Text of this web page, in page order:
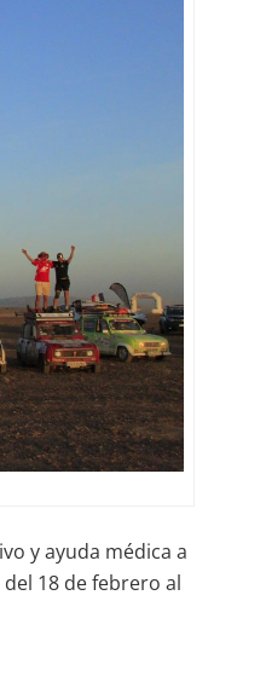
y ayuda médica a
18 de febrero al